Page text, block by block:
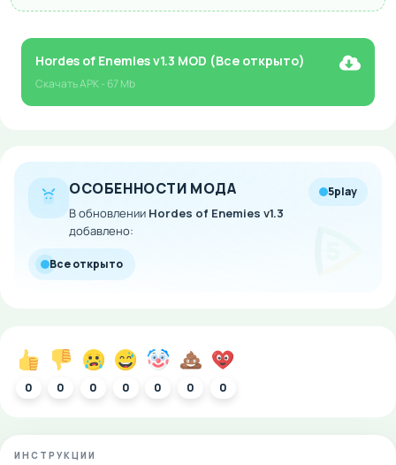
Hordes of Enemies v1.3 MOD (Все открыто)
СкачатьAPK- 67 Mb
ОСОБЕННОСТИ МОДА
В обновлении Hordes of Enemies v1.3
добавлено:
5play
Все открыто
0 0 0 0 0 0 0
ИНСТРУКЦИИ